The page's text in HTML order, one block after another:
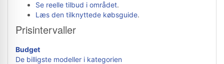
Se reelle tilbud i området.
Læs den tilknyttede købsguide.
Prisintervaller
Budget
De billigste modeller i kategorien